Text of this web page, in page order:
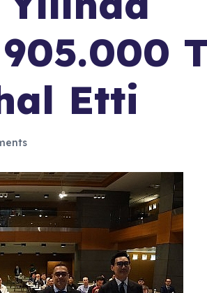
Etti